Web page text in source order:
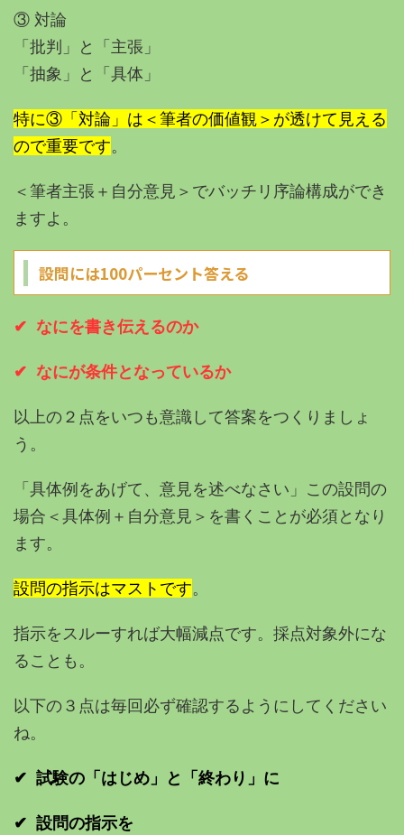
③ 対論
「批判」と「主張」
「抽象」と「具体」
特に③「対論」は＜筆者の価値観＞が透けて見える
ので重要です。
＜筆者主張＋自分意見＞でバッチリ序論構成ができ
ますよ。
設問には100パーセント答える
✔︎ なにを書き伝えるのか
✔︎ なにが条件となっているか
以上の２点をいつも意識して答案をつくりましょ
う。
「具体例をあげて、意見を述べなさい」この設問の
場合＜具体例＋自分意見＞を書くことが必須となり
ます。
設問の指示はマストです。
指示をスルーすれば大幅減点です。採点対象外にな
ることも。
以下の３点は毎回必ず確認するようにしてください
ね。
✔︎ 試験の「はじめ」と「終わり」に
✔︎ 設問の指示を